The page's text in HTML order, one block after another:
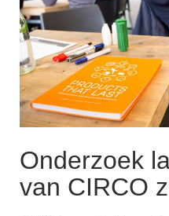
Onderzoek
van CIRCO